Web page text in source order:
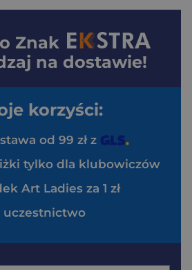
Znak
na dostawie!
korzyści:
od 99 zł z
tylko dla klubowiczów
Art Ladies za 1 zł
uczestnictwo